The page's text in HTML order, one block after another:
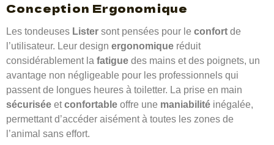
Conception Ergonomique
Les tondeuses Lister sont pensées pour le confort de
l’utilisateur. Leur design ergonomique réduit
considérablement la fatigue des mains et des poignets, un
avantage non négligeable pour les professionnels qui
passent de longues heures à toiletter. La prise en main
sécurisée etconfortable offre une maniabilité inégalée,
permettant d’accéder aisément à toutes les zones de
l’animal sans effort.